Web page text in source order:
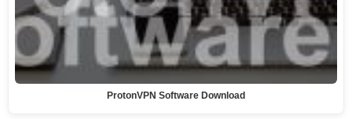
ProtonVPN Software Download